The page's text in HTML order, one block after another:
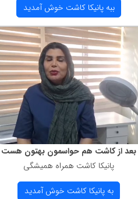
ببه پانیكا كاشت خوش آمدید
بعد از كاشت هم حواسمون بهتون هست
پانیكا كاشت همراه همیشگی
به پانیكا كاشت خوش آمدید